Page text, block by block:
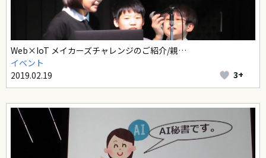
Web×IoT メイカーズチャレンジのご紹介/親…
イベント
2019.02.19
3+